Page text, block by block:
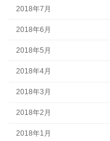
2018年7月
2018年6月
2018年5月
2018年4月
2018年3月
2018年2月
2018年1月